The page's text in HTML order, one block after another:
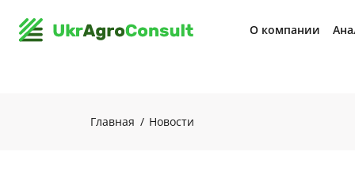
О компании
Главная Новости